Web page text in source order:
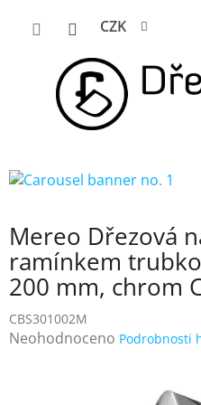
CZK
Mereo Dřezová
ramínkem
200 mm, chrom
CBS301002M
Průměrné
Neohodnoceno Podrobnosti